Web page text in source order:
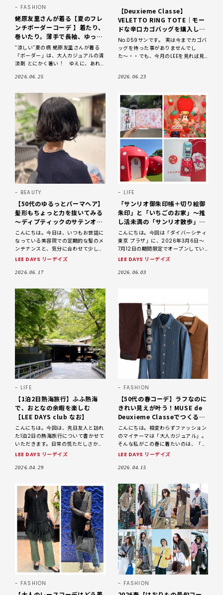
FASHION
蛯原友里さんが着る【夏のフレ
ンチボーダーコーデ 】着たり、
巻いたり。薄手で長袖、ゆった
りしたラインを選ぶのが正解
“涼しい”夏の柄 蛯原友里さんが着る
「ボーダー」は、大人カジュアルの清
涼剤 とにかく暑い！ ゆえに、あれ
らこそ、賢く取り入れたいのが柄アイ
2026.06.25
【Deuxieme Classe】
VELETTO RING TOTE｜モー
ドな辛口カゴバッグを購入しま
した
No.059サンです。 実は今までカゴバ
ッグを持った事がありませんでし
た〜・・でも、今月のLEEを見れば見
2026.06.23
BEAUTY
【50代のゆるっとパーマヘア】
髪形もちょっと力を抜いてみる
～ディプティックのサテンオイ
ルで整える大人のボブスタイル
【LEE DAYS club なお】
こんにちは。今日は、いつもお世話に
なっている美容院での定期的な髪のメ
ンテナンスと、気分に合わせて少しず
つ変化をつけて楽しんでいる、私のボ
ます。 ※掲載写真はす
LEE DAYS リーデイズ
2026.06.17
LIFE
「サンリオ御朱印帳＋切り絵御
朱印」と「いちごのお家」～推
し活未満の「サンリオ散歩」
【LEE DAYS club なお】
こんにちは。今回は「ダイバーシティ
東京 プラザ」に、2026年3月6日〜
7月12日の期間限定でオープンしてい
る「いちご型の展示施設」と川崎市に
の4人で行ってきまし
LEE DAYS リーデイズ
2026.06.03
LIFE
【1泊2日熱海旅行】ふふ熱海
で、おとなの余暇を楽しむ
【LEE DAYS club なお】
こんにちは。今回は、先日友人と訪れ
た1泊2日の熱海旅行について書かせて
いただきます。日常の慌ただしさから
少し離れて、ゆったりとした時間を過
ふ 軽井沢 陽光の風
LEE DAYS リーデイズ
2026.04.29
FASHION
【50代の春コーデ】ラフなのに
きれい見えが叶う！MUSE de
Deuxieme Classeでつくる大
人の3daysコーデ【LEE DAYS
club なお】
こんにちは。相変わらずファッション
のマイテーマは「大人カジュアル」。
そんな私がこの春に着たいのは、「ラ
フだけど、きれいに見える」スタイ
Deuxieme Clas
LEE DAYS リーデイズ
2026.04.15
FASHION FASHION